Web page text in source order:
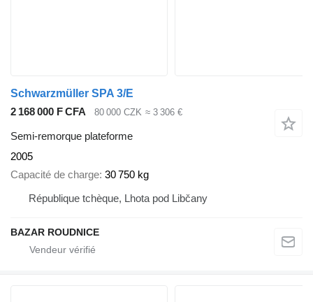
Schwarzmüller SPA 3/E
2 168 000 F CFA
80 000 CZK ≈ 3 306 €
Semi-remorque plateforme
2005
Capacité de charge 30 750 kg
République tchèque, Lhota pod Libčany
BAZAR ROUDNICE